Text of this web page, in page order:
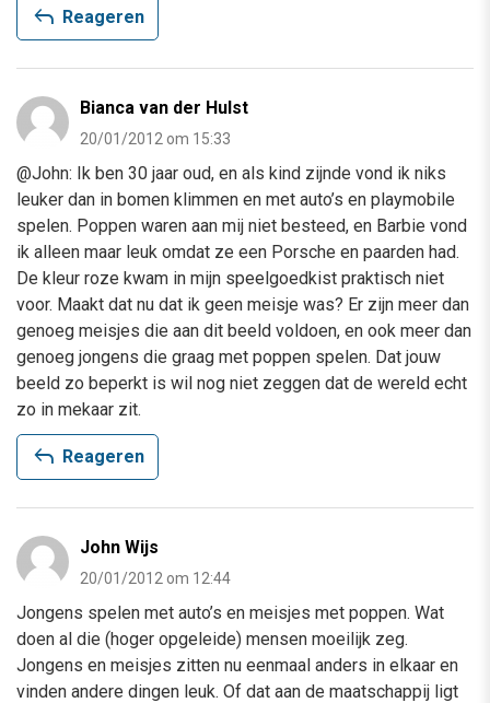
reply Reageren
Bianca van der Hulst
20/01/2012 om 15:33
@John: Ik ben 30 jaar oud, en als kind zijnde vond ik niks
leuker dan in bomen klimmen en met auto’s en playmobile
spelen. Poppen waren aan mij niet besteed, en Barbie vond
ik alleen maar leuk omdat ze een Porsche en paarden had.
De kleur roze kwam in mijn speelgoedkist praktisch niet
voor. Maakt dat nu dat ik geen meisje was? Er zijn meer dan
genoeg meisjes die aan dit beeld voldoen, en ook meer dan
genoeg jongens die graag met poppen spelen. Dat jouw
beeld zo beperkt is wil nog niet zeggen dat de wereld echt
zo in mekaar zit.
reply Reageren
John Wijs
20/01/2012 om 12:44
Jongens spelen met auto’s en meisjes met poppen. Wat
doen al die (hoger opgeleide) mensen moeilijk zeg.
Jongens en meisjes zitten nu eenmaal anders in elkaar en
vinden andere dingen leuk. Of dat aan de maatschappij ligt